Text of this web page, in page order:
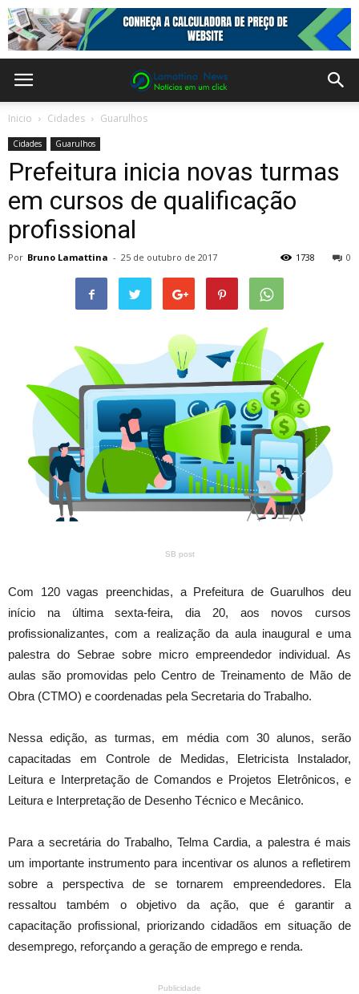
Inicio Cidades Guarulhos
Cidades Guarulhos
Prefeitura inicia novas turmas
em cursos de qualificação
profissional
Por Bruno Lamattina - 25 de outubro de 2017 0
1738
SB post
Com 120 vagas preenchidas, a Prefeitura de Guarulhos deu
início na última sexta-feira, dia 20, aos novos cursos
profissionalizantes, com a realização da aula inaugural e uma
palestra do Sebrae sobre micro empreendedor individual. As
aulas são promovidas pelo Centro de Treinamento de Mão de
Obra (CTMO) e coordenadas pela Secretaria do Trabalho.
Nessa edição, as turmas, em média com 30 alunos, serão
capacitadas em Controle de Medidas, Eletricista Instalador,
Leitura e Interpretação de Comandos e Projetos Eletrônicos, e
Leitura e Interpretação de Desenho Técnico e Mecânico.
Para a secretária do Trabalho, Telma Cardia, a palestra é mais
um importante instrumento para incentivar os alunos a refletirem
sobre a perspectiva de se tornarem empreendedores. Ela
ressaltou também o objetivo da ação, que é garantir a
capacitação profissional, priorizando cidadãos em situação de
desemprego, reforçando a geração de emprego e renda.
Publicidade